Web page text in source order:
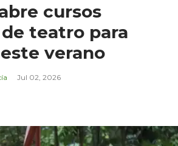
cursos
teatro para
verano
Jul 02, 2026